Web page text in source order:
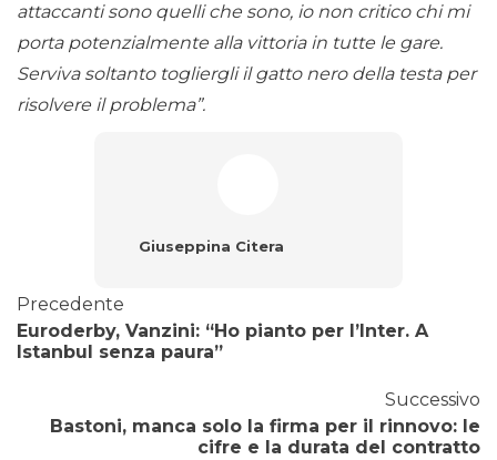
attaccanti sono quelli che sono, io non critico chi mi
porta potenzialmente alla vittoria in tutte le gare.
Serviva soltanto togliergli il gatto nero della testa per
risolvere il problema”.
Giuseppina Citera
Precedente
Euroderby, Vanzini: “Ho pianto per l’Inter. A
Istanbul senza paura”
Successivo
Bastoni, manca solo la firma per il rinnovo: le
cifre e la durata del contratto